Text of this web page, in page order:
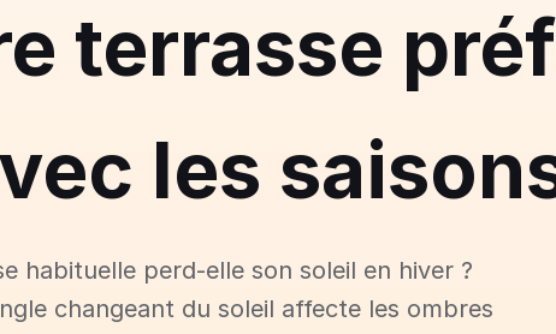
terrasse
les
habituelle perd-elle son soleil en hiver ?
changeant du soleil affecte les ombres